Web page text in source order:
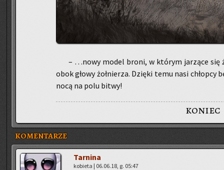
– …nowy model broni, w któ­rym ja­rzą­ce się
obok głowy żoł­nie­rza. Dzię­ki temu nasi
nocą na polu bitwy!
koniec
KOMENTARZE
Tar­ni­na
ko­bie­ta | 06.06.18, g. 05:47